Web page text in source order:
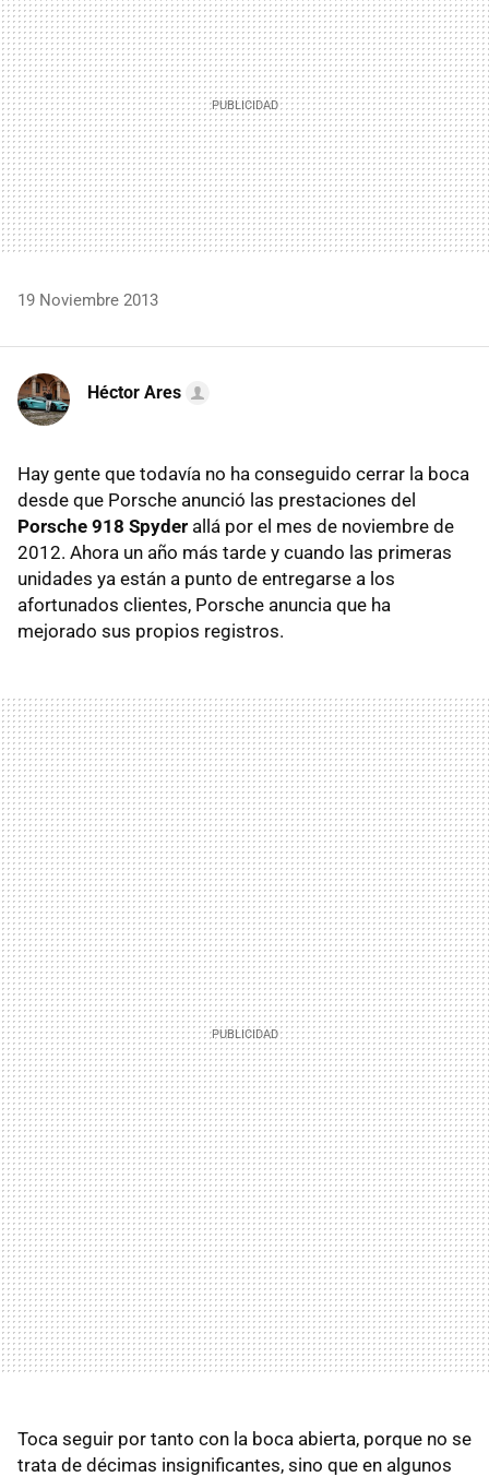
19 Noviembre 2013
Héctor Ares
Hay gente que todavía no ha conseguido cerrar la boca
desde que Porsche anunció las prestaciones del
Porsche 918 Spyder allá por el mes de noviembre de
2012. Ahora un año más tarde y cuando las primeras
unidades ya están a punto de entregarse a los
afortunados clientes, Porsche anuncia que ha
mejorado sus propios registros.
Toca seguir por tanto con la boca abierta, porque no se
trata de décimas insignificantes, sino que en algunos